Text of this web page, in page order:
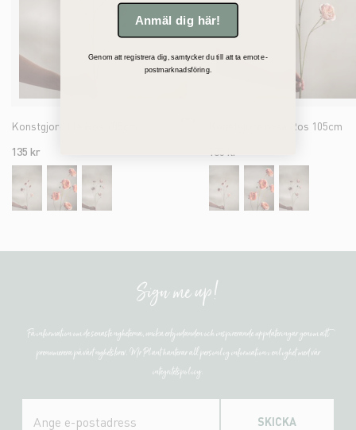
Konstgjord lila Ros 105cm
135 kr
Konstgjord rosa Ros 105cm
Sign me up!
Få information om de senaste nyheterna, unika erbjudanden och inspirerande uppdateringar genom att
prenumerera på vårt nyhetsbrev. Mr Plant hanterar all personlig information i enlighet med vår
integritetspolicy.
SKICKA
Anmäl dig här!
Genom att registrera dig, samtycker du till att ta emot e-
postmarknadsföring.